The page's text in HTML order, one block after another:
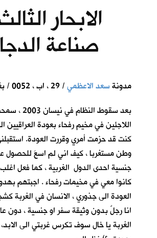
الابحار
صناعة
مدونةسعد الاعظمي/ 29 ، اب ، 0052 / بغداد
بعد سقوط
اللاجئين في مخيم رفحاء بعودة
كنت قد حزمت أمري وقررت العودة.
وطن مستغربا ، كيف اني لم اسعَ للحصول
جنسية احدى الدول الغربية ، كما فعل
كانوا معي في مخيمات رفحاء . اجبتهم
العودة الى جذوري ، الانسان في الغربة
انا رجلٌ بدون وثيقة سفر او جنسية ، دون
الغربة يا خال سوف تكرس غربتي الى